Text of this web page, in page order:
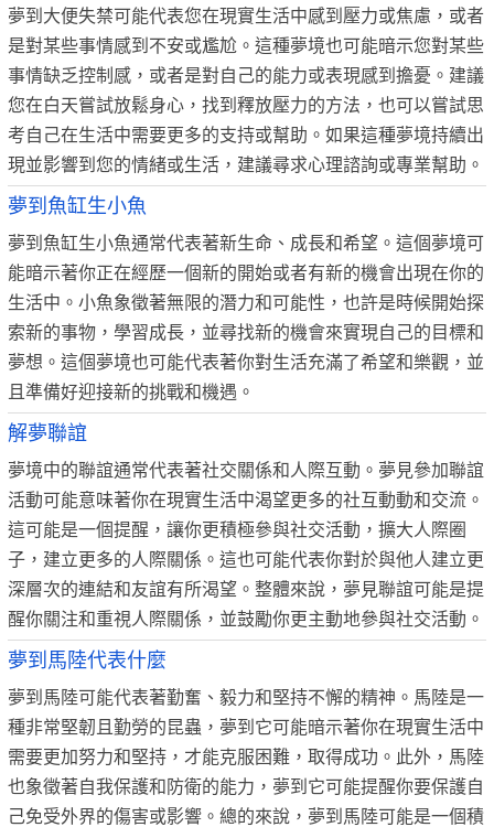
夢到大便失禁可能代表您在現實生活中感到壓力或焦慮，或者
是對某些事情感到不安或尷尬。這種夢境也可能暗示您對某些
事情缺乏控制感，或者是對自己的能力或表現感到擔憂。建議
您在白天嘗試放鬆身心，找到釋放壓力的方法，也可以嘗試思
考自己在生活中需要更多的支持或幫助。如果這種夢境持續出
現並影響到您的情緒或生活，建議尋求心理諮詢或專業幫助。
夢到魚缸生小魚
夢到魚缸生小魚通常代表著新生命、成長和希望。這個夢境可
能暗示著你正在經歷一個新的開始或者有新的機會出現在你的
生活中。小魚象徵著無限的潛力和可能性，也許是時候開始探
索新的事物，學習成長，並尋找新的機會來實現自己的目標和
夢想。這個夢境也可能代表著你對生活充滿了希望和樂觀，並
且準備好迎接新的挑戰和機遇。
解夢聯誼
夢境中的聯誼通常代表著社交關係和人際互動。夢見參加聯誼
活動可能意味著你在現實生活中渴望更多的社互動動和交流。
這可能是一個提醒，讓你更積極參與社交活動，擴大人際圈
子，建立更多的人際關係。這也可能代表你對於與他人建立更
深層次的連結和友誼有所渴望。整體來說，夢見聯誼可能是提
醒你關注和重視人際關係，並鼓勵你更主動地參與社交活動。
夢到馬陸代表什麼
夢到馬陸可能代表著勤奮、毅力和堅持不懈的精神。馬陸是一
種非常堅韌且勤勞的昆蟲，夢到它可能暗示著你在現實生活中
需要更加努力和堅持，才能克服困難，取得成功。此外，馬陸
也象徵著自我保護和防衛的能力，夢到它可能提醒你要保護自
己免受外界的傷害或影響。總的來說，夢到馬陸可能是一個積